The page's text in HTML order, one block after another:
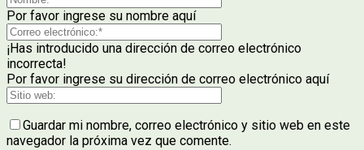
Por favor ingrese su nombre aquí
¡Has introducido una dirección de correo electrónico
incorrecta!
Por favor ingrese su dirección de correo electrónico aquí
Guardar mi nombre, correo electrónico y sitio web en este
navegador la próxima vez que comente.